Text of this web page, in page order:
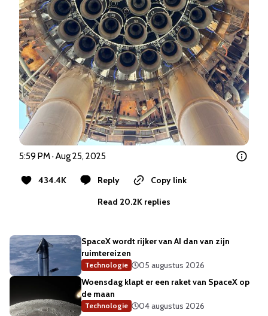
5:59 PM · Aug 25, 2025
434.4K Reply
Copy link
Read 20.2K replies
SpaceX wordt rijker van AI dan van zijn
ruimtereizen
Technologie
05 augustus 2026
Woensdag klapt er een raket van SpaceX op
de maan
Technologie
04 augustus 2026